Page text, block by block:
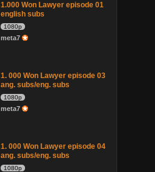
1.000 Won Lawyer episode 01
english subs
1080p
meta7
1. 000 Won Lawyer episode 03
ang. subs/eng. subs
1080p
meta7
1. 000 Won Lawyer episode 04
ang. subs/eng. subs
1080p